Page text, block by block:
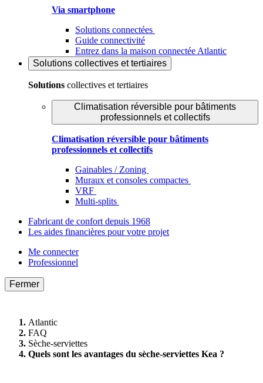
Via smartphone
Solutions connectées
Guide connectivité
Entrez dans la maison connectée Atlantic
Solutions collectives et tertiaires
Solutions collectives et tertiaires
Climatisation réversible pour bâtiments
professionnels et collectifs
Climatisation réversible pour bâtiments
professionnels et collectifs
Gainables / Zoning
Muraux et consoles compactes
VRF
Multi-splits
Fabricant de confort depuis 1968
Les aides financières pour votre projet
Me connecter
Professionnel
Fermer
Atlantic
FAQ
Sèche-serviettes
Quels sont les avantages du sèche-serviettes Kea ?